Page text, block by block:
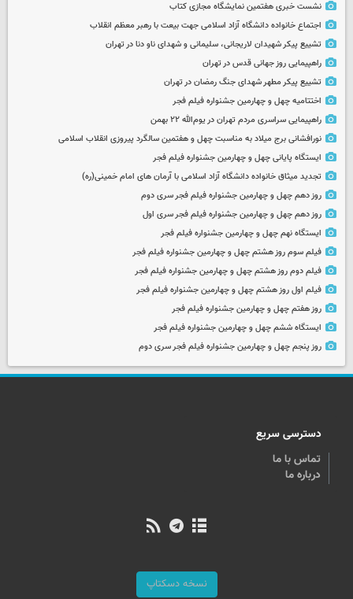
نشست خبری هفتمین نمایشگاه مجازی کتاب
اجتماع خانواده دانشگاه آزاد اسلامی جهت بیعت با رهبر معظم انقلاب
تشییع پیکر شهیدان لاریجانی، سلیمانی و شهدای ناو دنا در تهران
راهپیمایی روز جهانی قدس در تهران
تشییع پیکر مطهر شهدای جنگ رمضان در تهران
اختتامیه چهل و چهارمین جشنواره فیلم فجر
راهپیمایی سراسری مردم تهران در یوم‌الله ۲۲ بهمن
نورافشانی برج میلاد به مناسبت چهل‌ و هفتمین سالگرد پیروزی انقلاب اسلامی
ایستگاه پایانی چهل و چهارمین جشنواره فیلم فجر
تجدید میثاق خانواده دانشگاه آزاد اسلامی با آرمان های امام خمینی(ره)
روز دهم چهل و چهارمین جشنواره فیلم فجر سری دوم
روز دهم چهل و چهارمین جشنواره فیلم فجر سری اول
ایستگاه نهم چهل و چهارمین جشنواره فیلم فجر
فیلم سوم روز هشتم چهل و چهارمین جشنواره فیلم فجر
فیلم دوم روز هشتم چهل و چهارمین جشنواره فیلم فجر
فیلم اول روز هشتم چهل و چهارمین جشنواره فیلم فجر
روز هفتم چهل و چهارمین جشنواره فیلم فجر
ایستگاه ششم چهل و چهارمین جشنواره فیلم فجر
روز پنجم چهل و چهارمین جشنواره فیلم فجر سری دوم
دسترسی سریع
تماس با ما
درباره ما
نسخه دسکتاپ